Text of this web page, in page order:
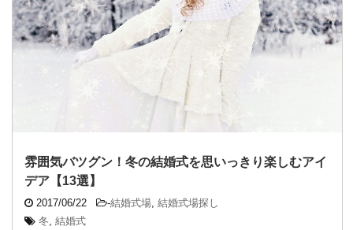
雰囲気バツグン！冬の結婚式を思いっきり楽しむアイ
デア【13選】
2017/06/22 -結婚式場 結婚式場探し
冬 結婚式